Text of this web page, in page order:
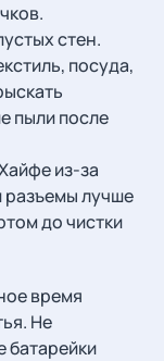
стен.
посуда,
пыли после
из-за
разъемы лучше
до чистки
время
Не
батарейки